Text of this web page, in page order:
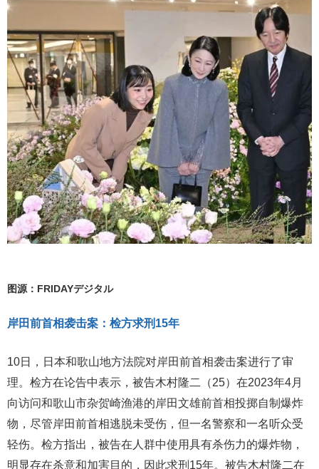
图源：FRIDAYデジタル
岸田前首相袭击案：检方求刑15年
10日，日本和歌山地方法院对岸田前首相袭击案进行了审
理。检方在论告中表示，被告木村隆二（25）在2023年4月
向访问和歌山市杂贺崎渔港的岸田文雄前首相投掷自制爆炸
物，尽管岸田前首相逃脱未受伤，但一名警察和一名听众受
轻伤。检方指出，被告在人群中使用具有杀伤力的爆炸物，
明显存在杀意和加害目的，因此求刑15年。被告木村隆二在